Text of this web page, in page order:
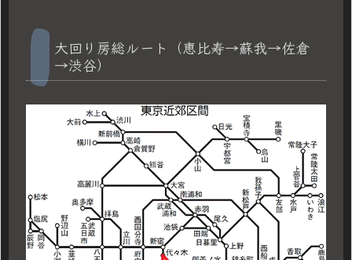
大回り房総ルート（恵比寿→蘇我→佐倉
→渋谷）